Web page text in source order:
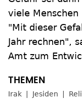
viele
"Mit dieser
Jahr rechnen",
Amt zum
Irak Jesiden